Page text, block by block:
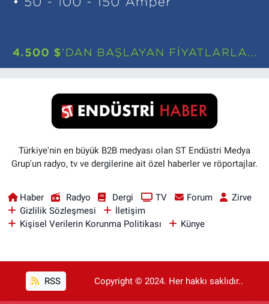
Türkiye'nin en büyük B2B medyası olan ST Endüstri Medya
Grup'un radyo, tv ve dergilerine ait özel haberler ve röportajlar.
Haber Radyo Dergi TV Forum
Zirve
Gizlilik Sözleşmesi
İletişim
Kişisel Verilerin Korunma Politikası
Künye
RSS Copyright © 2024. Her hakkı saklıdır..